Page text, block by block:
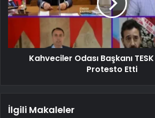
Kahveciler Odası Başkanı TESK
Protesto Etti
İlgili Makaleler